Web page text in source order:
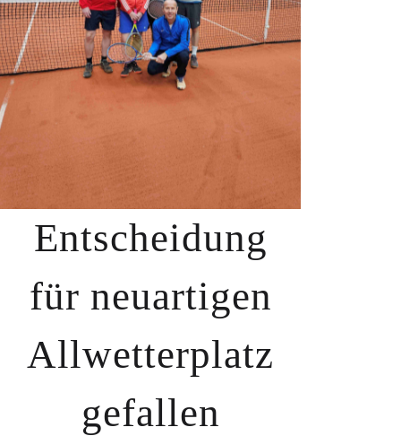
Entscheidung
für neuartigen
Allwetterplatz
gefallen